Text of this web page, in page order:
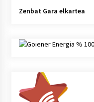
Zenbat Gara elkartea